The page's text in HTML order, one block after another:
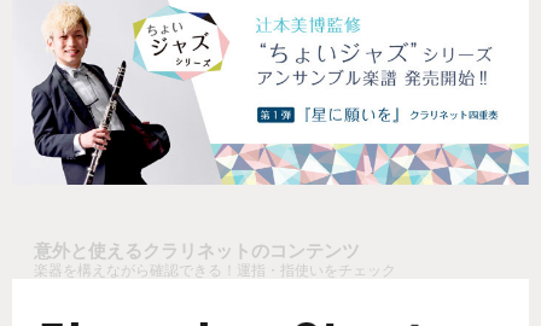
意外と使えるクラリネットのコンテンツ
楽器を構えながら確認できる！運指・指使いをチェック